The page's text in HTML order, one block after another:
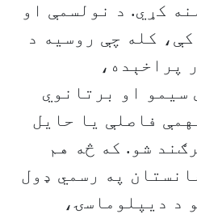
کړي. د نولسمې او
کله چې روسیه د
پراخېده،
سیمو او برتانوي
فاصلې یا حایل
شو. که څه هم
په رسمي ډول
د دیپلوماسۍ،